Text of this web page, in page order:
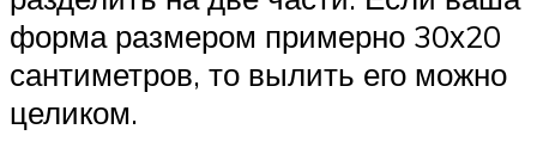
форма размером примерно 30х20
сантиметров, то вылить его можно
целиком.